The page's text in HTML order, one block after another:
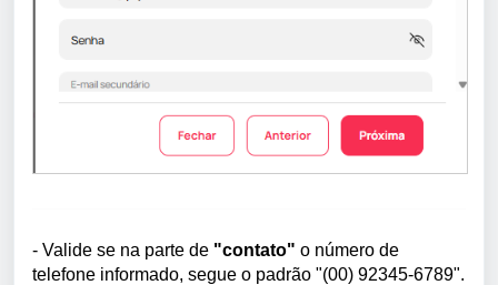
- Valide se na parte de "contato" o número de
telefone informado, segue o padrão "(00) 92345-6789".